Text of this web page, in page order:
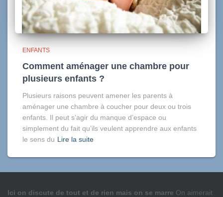
ENFANTS
Comment aménager une chambre pour
plusieurs enfants ?
Plusieurs raisons peuvent amener les parents à
aménager une chambre à coucher pour deux ou trois
enfants. Il peut s’agir du manque d’espace ou
simplement du fait qu’ils veulent apprendre aux enfants
le sens du Lire la suite
Ici on discute de tout et de rien mais on se marre On aimerait